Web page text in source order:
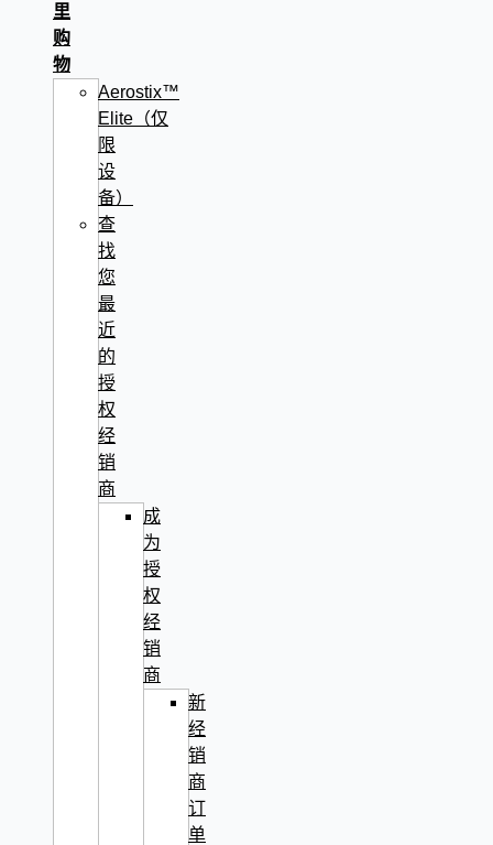
里
购
物
Aerostix™
Elite（仅
限
设
备）
查
找
您
最
近
的
授
权
经
销
商
成
为
授
权
经
销
商
新
经
销
商
订
单